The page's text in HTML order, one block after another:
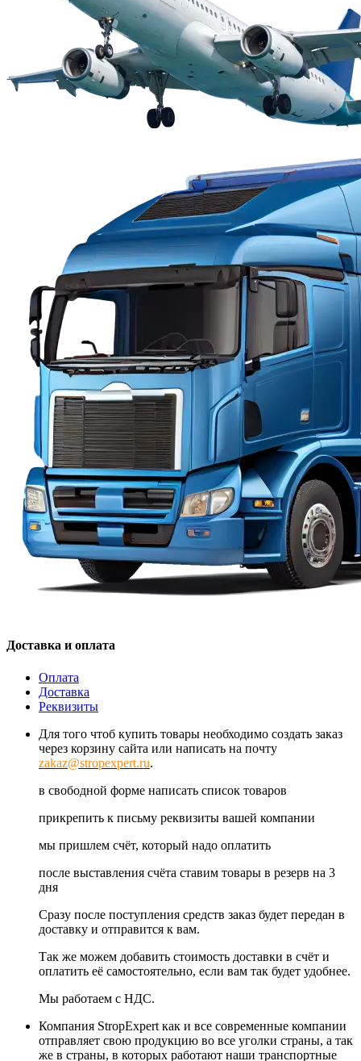
Доставка и оплата
Оплата
Доставка
Реквизиты
Для того чтоб купить товары необходимо создать заказ
через корзину сайта или написать на почту
zakaz@stropexpert.ru.
в свободной форме написать список товаров
прикрепить к письму реквизиты вашей компании
мы пришлем счёт, который надо оплатить
после выставления счёта ставим товары в резерв на 3
дня
Сразу после поступления средств заказ будет передан в
доставку и отправится к вам.
Так же можем добавить стоимость доставки в счёт и
оплатить её самостоятельно, если вам так будет удобнее.
Мы работаем с НДС.
Компания StropExpert как и все современные компании
отправляет свою продукцию во все уголки страны, а так
же в страны, в которых работают наши транспортные